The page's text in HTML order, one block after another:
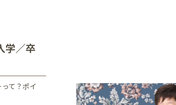
つくば学園の森店
学／卒
て？ポイ